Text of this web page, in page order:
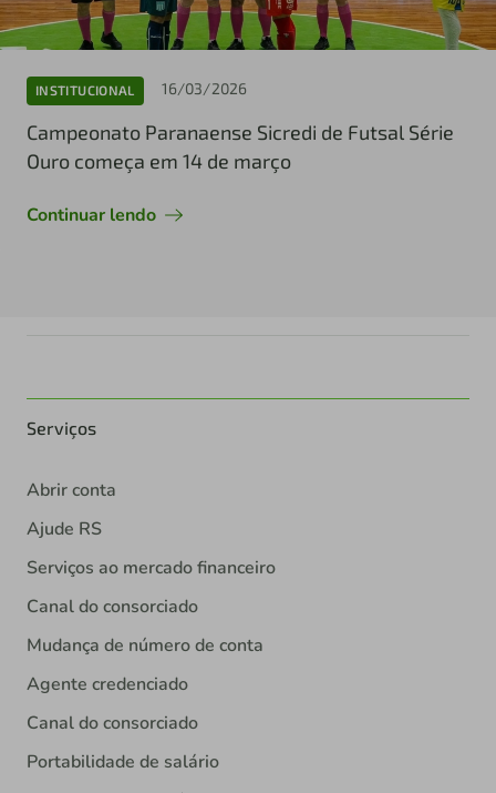
INSTITUCIONAL 16/03/2026
Campeonato Paranaense Sicredi de Futsal Série
Ouro começa em 14 de março
Continuar lendo
Serviços
Abrir conta
Ajude RS
Serviços ao mercado financeiro
Canal do consorciado
Mudança de número de conta
Agente credenciado
Canal do consorciado
Portabilidade de salário